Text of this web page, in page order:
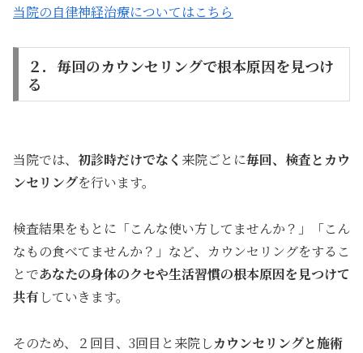
当院の自律神経治療についてはこちら
２．毎回のカウンセリングで根本原因を見つけ
る
当院では、 初診時だけでなく 来院ごとに毎回、検査とカウ
ンセリングを行います。
検査結果をもとに「こんな使い方してませんか？」「こん
なもの食べてませんか？」など、カウンセリングをするこ
とであなたの身体のクセや生活習慣の根本原因を見つけて
共有 していきます。
そのため、２回目、3回目と来院しカウンセリングと施術